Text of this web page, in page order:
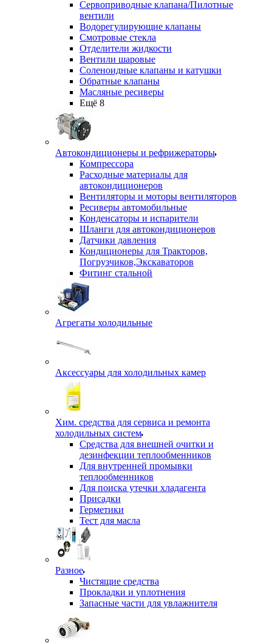
Сервоприводные клапана/Пилотные
вентили
Водорегулирующие клапаны
Смотровые стекла
Отделители жидкости
Вентили шаровые
Соленоидные клапаны и катушки
Обратные клапаны
Масляные ресиверы
Ещё 8
Автокондиционеры и рефрижераторы
Компрессора
Расходные материалы для
автокондиционеров
Вентиляторы и моторы вентиляторов
Ресиверы автомобильные
Конденсаторы и испарители
Шланги для автокондиционеров
Датчики давления
Кондиционеры для Тракторов,
Погрузчиков,Экскаваторов
Фитинг стальной
Агрегаты холодильные
Аксессуары для холодильных камер
Хим. средства для сервиса и ремонта
холодильных систем
Средства для внешней очитки и
дезинфекции теплообменников
Для внутренней промывки
теплообменников
Для поиска утечки хладагента
Присадки
Герметики
Тест для масла
Разное
Чистящие средства
Прокладки и уплотнения
Запасные части для увлажнителя